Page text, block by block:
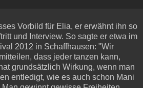
Vorbild für Elia, er erwähnt ihn so
und Interview. So sagte er etwa im
2012 in Schaffhausen: "Wir
dass jeder tanzen kann,
grundsätzlich Wirkung, wenn man
entledigt, wie es auch schon Mani